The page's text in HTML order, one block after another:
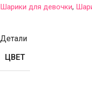
Шарики для девочки,
Детали
ЦВЕТ